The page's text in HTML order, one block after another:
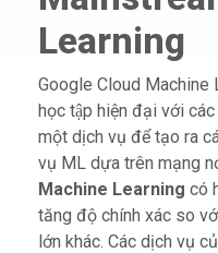
Learning
Google Cloud Machine
học tập hiện đại với
một dịch vụ để tạo ra
vụ ML dựa trên mạng
Machine Learning có
tăng độ chính xác so
lớn khác. Các dịch vụ